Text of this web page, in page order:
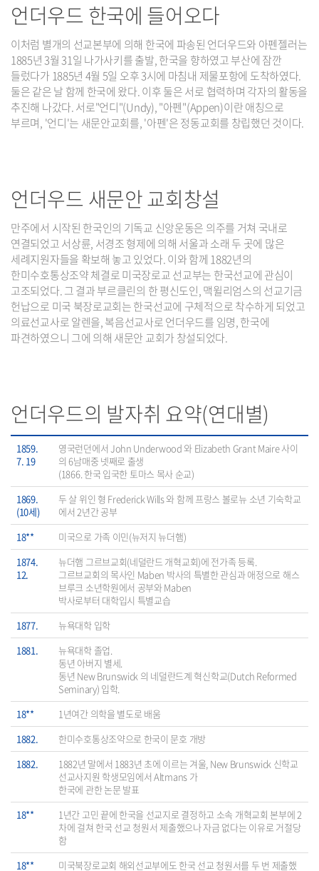
언더우드 한국에 들어오다
이처럼 별개의 선교본부에 의해 한국에 파송된 언더우드와 아펜젤러는
1885년 3월 31일 나가사키를 출발, 한국을 향하였고 부산에 잠깐
들렀다가 1885년 4월 5일 오후 3시에 마침내 제물포항에 도착하였다.
둘은 같은 날 함께 한국에 왔다. 이후 둘은 서로 협력하며 각자의 활동을
추진해 나갔다. 서로"언디"(Undy), "아펜"(Appen)이란 애칭으로
부르며, '언디'는 새문안교회를, '아펜'은 정동교회를 창립했던 것이다.
언더우드 새문안 교회창설
만주에서 시작된 한국인의 기독교 신앙운동은 의주를 거쳐 국내로
연결되었고 서상륜, 서경조 형제에 의해 서울과 소래 두 곳에 많은
세례지원자들을 확보해 놓고 있었다. 이와 함께 1882년의
한미수호통상조약 체결로 미국장로교 선교부는 한국선교에 관심이
고조되었다. 그 결과 부르클린의 한 평신도인, 맥윌리엄스의 선교기금
헌납으로 미국 북장로교회는 한국선교에 구체적으로 착수하게 되었고
의료선교사로 알렌을, 복음선교사로 언더우드를 임명, 한국에
파견하였으니 그에 의해 새문안 교회가 창설되었다.
언더우드의 발자취 요약(연대별)
1859.
7. 19
영국런던에서 John Underwood 와 Elizabeth Grant Maire 사이
의 6남매중 넷째로 출생
(1866. 한국 입국한 토마스 목사 순교)
1869.
(10세)
두 살 위인 형 Frederick Wills 와 함께 프랑스 볼로뉴 소년 기숙학교
에서 2년간 공부
18**
미국으로 가족 이민(뉴저지 뉴더햄)
1874.
12.
뉴더햄 그르브교회(네덜란드 개혁교회)에 전가족 등록.
그르브교회의 목사인 Maben 박사의 특별한 관심과 애정으로 해스
브루크 소년학원에서 공부와 Maben
박사로부터 대학입시 특별교습
1877.
뉴욕대학 입학
1881.
뉴욕대학 졸업.
동년 아버지 별세.
동년 New Brunswick 의 네덜란드계 혁신학교(Dutch Reformed
Seminary) 입학.
18**
1년여간 의학을 별도로 배움
1882.
한미수호통상조약으로 한국이 문호 개방
1882.
1882년 말에서 1883년 초에 이르는 겨울, New Brunswick 신학교
선교사지원 학생모임에서 Altmans 가
한국에 관한 논문 발표
18**
1년간 고민 끝에 한국을 선교지로 결정하고 소속 개혁교회 본부에 2
차에 걸쳐 한국 선교 청원서 제출했으나 자금 없다는 이유로 거절당
함
18**
미국북장로교회 해외선교부에도 한국 선교 청원서를 두 번 제출했